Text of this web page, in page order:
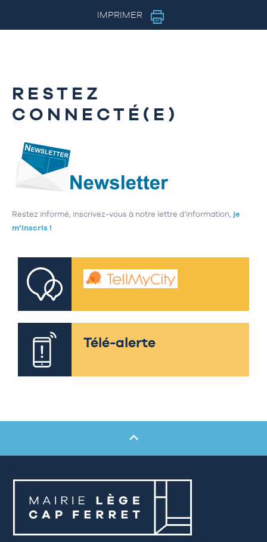
IMPRIMER
RESTEZ
CONNECTÉ(E)
Restez informé, inscrivez-vous à notre lettre d’information, je
m’inscris !
Télé-alerte